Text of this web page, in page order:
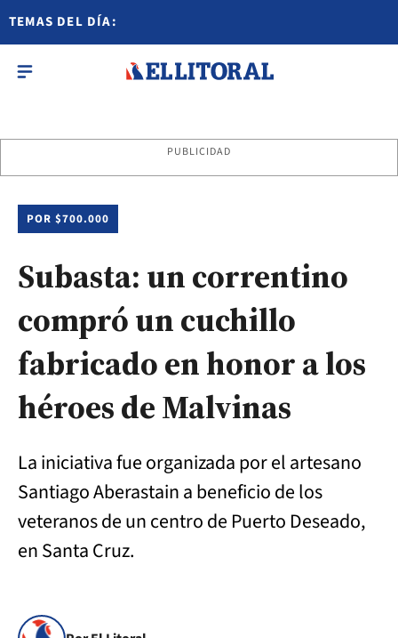
TEMAS DEL DÍA:
PUBLICIDAD
POR $700.000
Subasta: un correntino
compró un cuchillo
fabricado en honor a los
héroes de Malvinas
La iniciativa fue organizada por el artesano
Santiago Aberastain a beneficio de los
veteranos de un centro de Puerto Deseado,
en Santa Cruz.